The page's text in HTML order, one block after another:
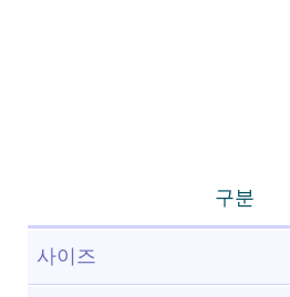
구분
사이즈